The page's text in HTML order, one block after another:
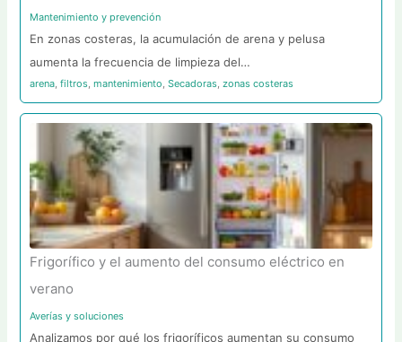
Mantenimiento y prevención
En zonas costeras, la acumulación de arena y pelusa
aumenta la frecuencia de limpieza del…
arena,filtros,mantenimiento,Secadoras,zonas costeras
Frigorífico y el aumento del consumo eléctrico en
verano
Averías y soluciones
Analizamos por qué los frigoríficos aumentan su consumo